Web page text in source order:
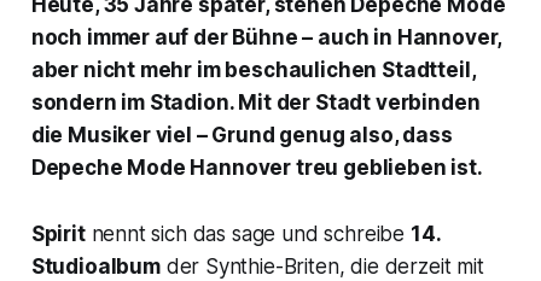
Heute, 35 Jahre später, stehen Depeche Mode
noch immer auf der Bühne – auch in Hannover,
aber nicht mehr im beschaulichen Stadtteil,
sondern im Stadion. Mit der Stadt verbinden
die Musiker viel – Grund genug also, dass
Depeche Mode Hannover treu geblieben ist.
Spiritnennt sich das sage und schreibe 14.
Studioalbumder Synthie-Briten, die derzeit mit